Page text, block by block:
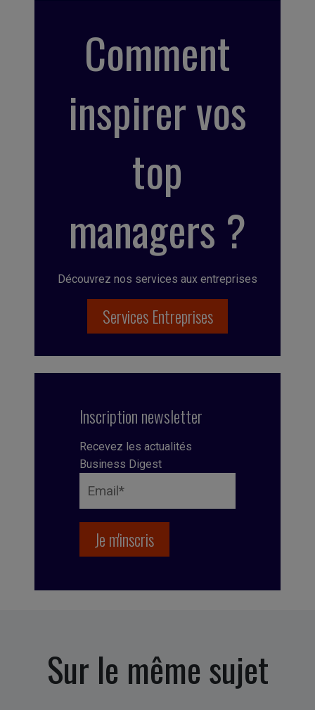
Comment
inspirer vos
top
managers ?
Découvrez nos services aux entreprises
Services Entreprises
Inscription newsletter
Recevez les actualités
Business Digest
Sur le même sujet